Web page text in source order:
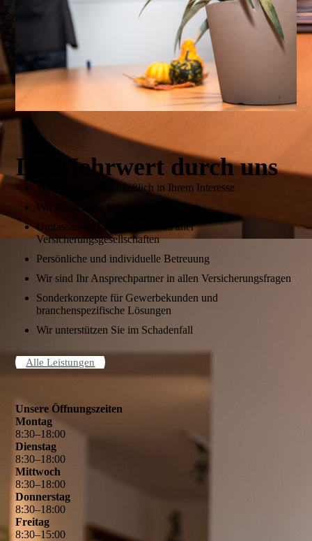
Ihr Mehrwert durch uns
Wir handeln ausschließlich in Ihrem Interesse
Wir beraten Sie frei und ungebunden
Umfassender Vergleich nahezu aller
Versicherungsgesellschaften
Persönliche und individuelle Betreuung
Wir sind Ihr Ansprechpartner in allen Versicherungsfragen
Sonderkonzepte für Gewerbekunden und
branchenspezifische Lösungen
Wir unterstützen Sie im Schadenfall
Alle Leistungen
Unsere Öffnungszeiten
Montag
8:30–18:00
Dienstag
8:30–18:00
Mittwoch
8:30–18:00
Donnerstag
8:30–18:00
Freitag
8:30–15:00